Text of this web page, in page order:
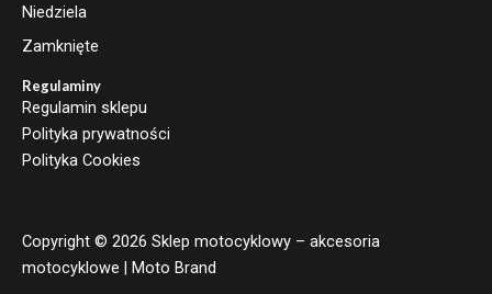
Niedziela
Zamknięte
Regulaminy
Regulamin sklepu
Polityka prywatności
Polityka Cookies
Copyright © 2026 Sklep motocyklowy – akcesoria
motocyklowe | Moto Brand